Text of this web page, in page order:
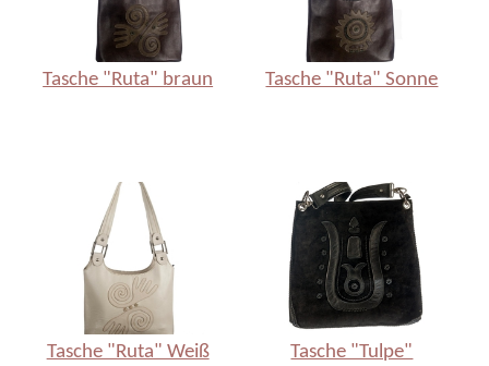
Tasche "Ruta" braun Tasche "Ruta" Sonne
Tasche "Ruta" Weiß
Tasche "Tulpe"